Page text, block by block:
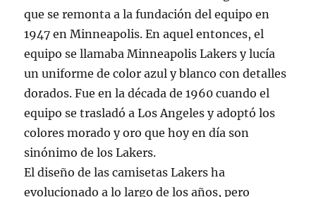
que se remonta a la fundación del equipo en
1947 en Minneapolis. En aquel entonces, el
equipo se llamaba Minneapolis Lakers y lucía
un uniforme de color azul y blanco con detalles
dorados. Fue en la década de 1960 cuando el
equipo se trasladó a Los Angeles y adoptó los
colores morado y oro que hoy en día son
sinónimo de los Lakers.
El diseño de las camisetas Lakers ha
evolucionado a lo largo de los años, pero